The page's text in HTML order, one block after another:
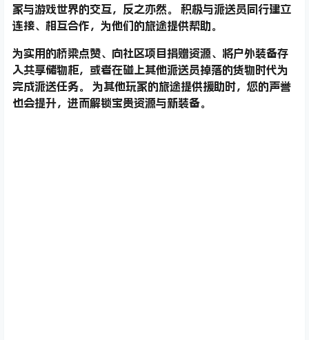
家与游戏世界的交互，反之亦然。 积极与派送员同行建立
连接、相互合作，为他们的旅途提供帮助。
为实用的桥梁点赞、向社区项目捐赠资源、将户外装备存
入共享储物柜，或者在碰上其他派送员掉落的货物时代为
完成派送任务。 为其他玩家的旅途提供援助时，您的声誉
也会提升，进而解锁宝贵资源与新装备。